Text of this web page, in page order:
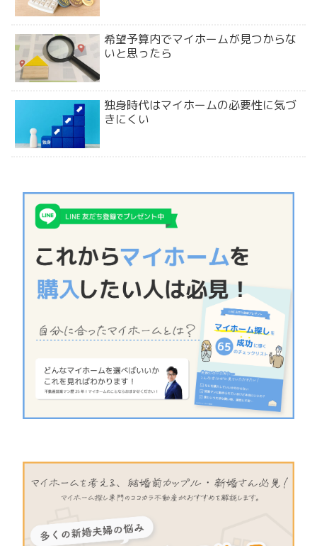
希望予算内でマイホームが見つからな
いと思ったら
独身時代はマイホームの必要性に気づ
きにくい